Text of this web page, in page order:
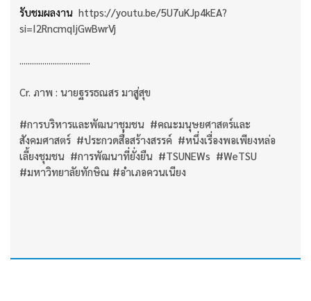
รับชมผลงาน https://youtu.be/5U7uKJp4kEA?
si=I2RncmqIjGwBwrVj
..................................
Cr. ภาพ : นายฐรรธณสร มาสู่สุข
#การบริหารและพัฒนาชุมชน #คณะมนุษยศาสตร์และ
สังคมศาสตร์ #ประกวดสื่อสร้างสรรค์ #หนึ่งเรื่องพอเพียงหล่อ
เลี้ยงชุมชน #การพัฒนาที่ยั่งยืน #TSUNEWs #WeTSU
#มหาวิทยาลัยทักษิณ #อำเภอควนเนียง